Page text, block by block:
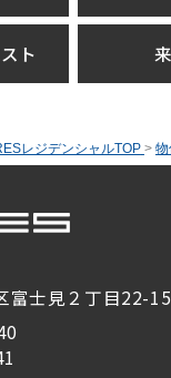
ト
レジデンシャルTOP >
富士見２丁目22-